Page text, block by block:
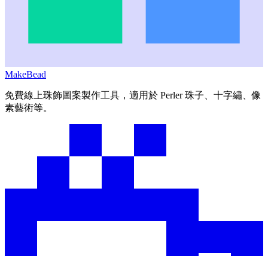
MakeBead
免費線上珠飾圖案製作工具，適用於 Perler 珠子、十字繡、像
素藝術等。